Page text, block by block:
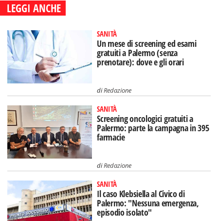
LEGGI ANCHE
SANITÀ
Un mese di screening ed esami
gratuiti a Palermo (senza
prenotare): dove e gli orari
diRedazione
SANITÀ
Screening oncologici gratuiti a
Palermo: parte la campagna in 395
farmacie
diRedazione
SANITÀ
Il caso Klebsiella al Civico di
Palermo: "Nessuna emergenza,
episodio isolato"